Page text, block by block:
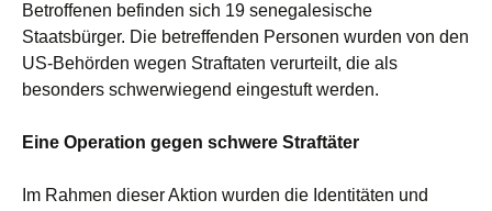
Betroffenen befinden sich 19 senegalesische
Staatsbürger. Die betreffenden Personen wurden von den
US-Behörden wegen Straftaten verurteilt, die als
besonders schwerwiegend eingestuft werden.
Eine Operation gegen schwere Straftäter
Im Rahmen dieser Aktion wurden die Identitäten und